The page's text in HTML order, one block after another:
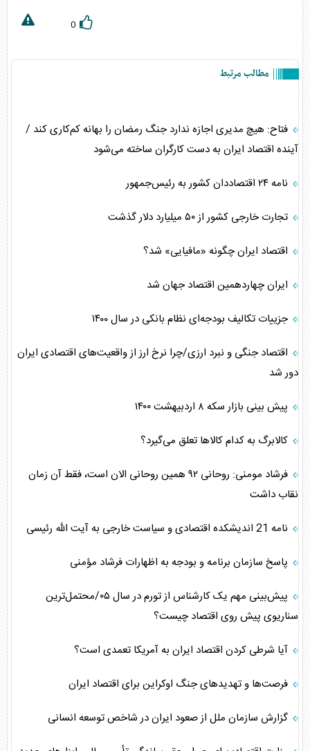
0
مطالب مرتبط
فتاح: هیچ مدیری اجازه ندارد جنگ رمضان را بهانه کم‌کاری کند /
آینده اقتصاد ایران به دست کارگران ساخته می‌شود
نامه ۲۴ اقتصاددان کشور به رئیس‌جمهور
تجارت خارجی کشور از ۵۰ میلیارد دلار گذشت
اقتصاد ایران چگونه «مافیایی» شد؟
ایران چهاردهمین اقتصاد جهان شد
جزییات تکالیف بودجه‌ای نظام بانکی در سال ١۴٠٠
اقتصاد جنگی و نبرد ارزی/چرا نرخ ارز از واقعیت‌های اقتصادی ایران
دور شد
پیش بینی بازار سکه ۸ اردبیهشت ۱۴۰۰
کالابرگ به کدام کالاها تعلق می‌گیرد؟
فرشاد مومنی: روحانی ۹۲ همین روحانی الان است، فقط آن زمان
نقاب داشت
نامه 21 اندیشکده اقتصادی و سیاست خارجی به آیت الله رئیسی
پاسخ سازمان برنامه و بودجه به اظهارات فرشاد مؤمنی
پیش‌بینی مهم یک کارشناس از تورم در سال ۰۵/محتمل‌ترین
سناریوی پیش روی اقتصاد چیست؟
آیا شرطی کردن اقتصاد ایران به آمریکا تعمدی است؟
فرصت‌ها و تهدیدهای جنگ اوکراین برای اقتصاد ایران
گزارش سازمان ملل از صعود ایران در شاخص توسعه انسانی